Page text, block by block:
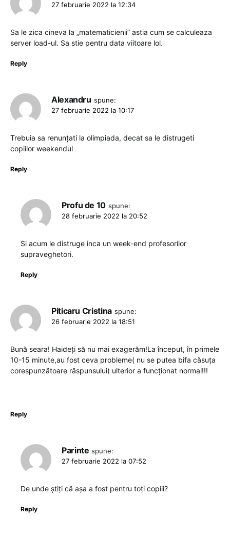
27 februarie 2022 la 12:34
Sa le zica cineva la „matematicienii” astia cum se calculeaza
server load-ul. Sa stie pentru data viitoare lol.
Reply
Alexandru spune:
27 februarie 2022 la 10:17
Trebuia sa renunțati la olimpiada, decat sa le distrugeti
copiilor weekendul
Reply
Profu de 10 spune:
28 februarie 2022 la 20:52
Si acum le distruge inca un week-end profesorilor
supraveghetori.
Reply
Piticaru Cristina spune:
26 februarie 2022 la 18:51
Bună seara! Haideți să nu mai exagerăm!La început, în primele
10-15 minute,au fost ceva probleme( nu se putea bifa căsuța
corespunzătoare răspunsului) ulterior a funcționat normal!!!
Reply
Parinte spune:
27 februarie 2022 la 07:52
De unde știți că așa a fost pentru toți copiii?
Reply